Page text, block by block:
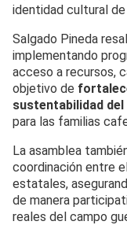
identidad cultural de
Salgado Pineda
implementando
acceso a recursos,
objetivo de
sustentabilidad
para las familias
La asamblea
coordinación entre
estatales,
de manera
reales del campo